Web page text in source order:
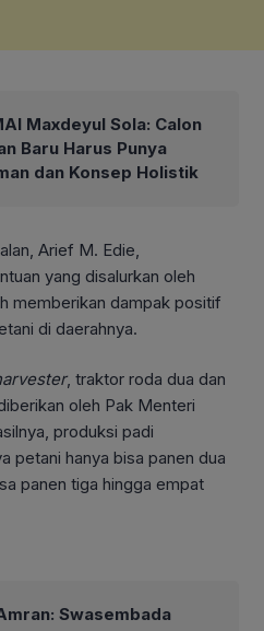
Maxdeyul Sola: Calon
Baru Harus Punya
dan Konsep Holistik
Arief M. Edie,
yang disalurkan oleh
memberikan dampak positif
di daerahnya.
, traktor roda dua dan
oleh Pak Menteri
produksi padi
petani hanya bisa panen dua
panen tiga hingga empat
Swasembada